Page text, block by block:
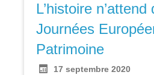
L’histoire
Journées
Patrimoine
17 septembre 2020